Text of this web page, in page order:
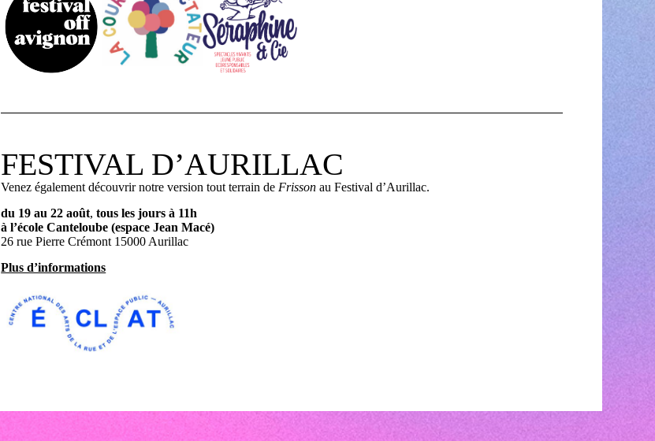
FESTIVAL D’AURILLAC
Venez également découvrir notre version tout terrain de Frissonau Festival d’Aurillac.
du 19 au 22 août,tous les jours à 11h
à l’école Canteloube (espace Jean Macé)
26 rue Pierre Crémont 15000 Aurillac
Plus d’informations